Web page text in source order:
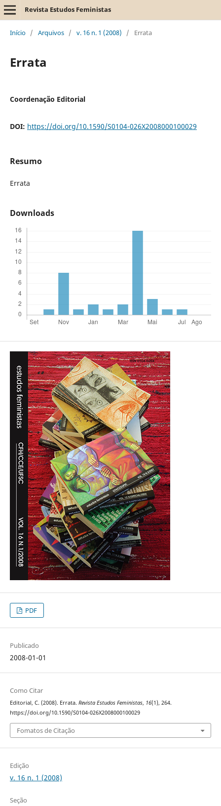
Revista Estudos Feministas
Início / Arquivos / v. 16 n. 1 (2008) / Errata
Errata
Coordenação Editorial
DOI: https://doi.org/10.1590/S0104-026X2008000100029
Resumo
Errata
Downloads
PDF
Publicado
2008-01-01
Como Citar
Editorial, C. (2008). Errata. Revista Estudos Feministas, 16(1), 264.
https://doi.org/10.1590/S0104-026X2008000100029
Fomatos de Citação
Edição
v. 16 n. 1 (2008)
Seção